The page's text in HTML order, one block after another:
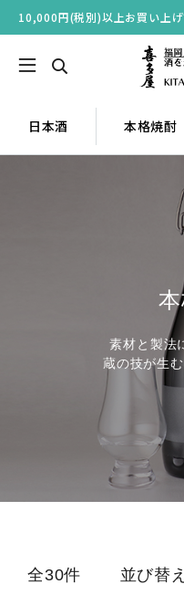
10,000円(税別)以上お買い上げ
日本酒 本格焼酎
素材と製法
蔵の技が生
全30件 並び替